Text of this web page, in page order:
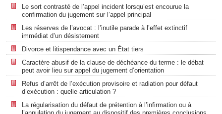
Le sort contrasté de l’appel incident lorsqu’est encourue la
confirmation du jugement sur l’appel principal
Les réserves de l’avocat : l’inutile parade à l’effet extinctif
immédiat d’un désistement
Divorce et litispendance avec un État tiers
Caractère abusif de la clause de déchéance du terme : le débat
peut avoir lieu sur appel du jugement d’orientation
Refus d’arrêt de l’exécution provisoire et radiation pour défaut
d’exécution : quelle articulation ?
La régularisation du défaut de prétention à l’infirmation ou à